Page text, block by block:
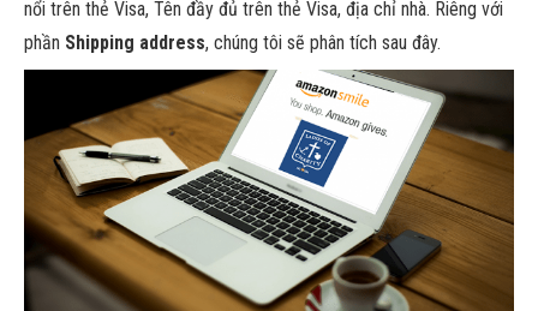
nổi trên thẻ Visa, Tên đầy đủ trên thẻ Visa, địa chỉ nhà. Riêng với
phần Shipping address, chúng tôi sẽ phân tích sau đây.